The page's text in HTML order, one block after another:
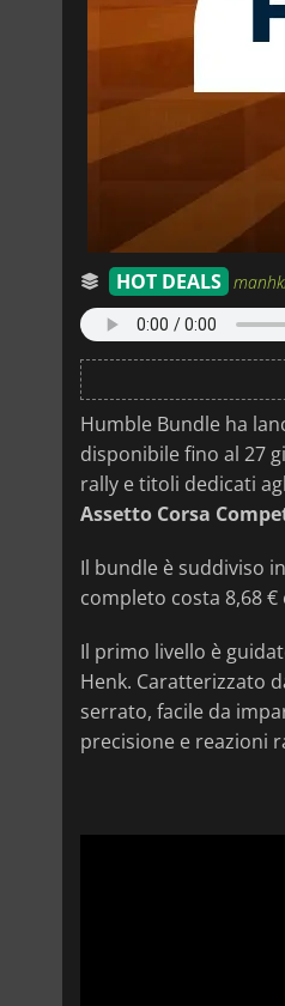
HOT DEALS
Humble Bundle ha
disponibile fino al 27
rally e titoli dedicati
Assetto Corsa
Il bundle è suddiviso
completo costa 8,68
Il primo livello è
Henk. Caratterizzato
serrato, facile da
precisione e reazioni